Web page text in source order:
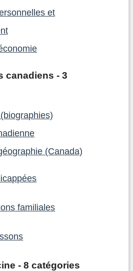
et
canadiens - 3
(Canada)
familiales
- 8 catégories